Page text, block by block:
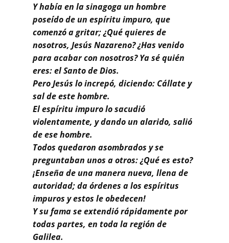
Y había en la sinagoga un hombre
poseído de un espíritu impuro, que
comenzó a gritar; ¿Qué quieres de
nosotros, Jesús Nazareno? ¿Has venido
para acabar con nosotros? Ya sé quién
eres: el Santo de Dios.
Pero Jesús lo increpó, diciendo: Cállate y
sal de este hombre.
El espíritu impuro lo sacudió
violentamente, y dando un alarido, salió
de ese hombre.
Todos quedaron asombrados y se
preguntaban unos a otros: ¿Qué es esto?
¡Enseña de una manera nueva, llena de
autoridad; da órdenes a los espíritus
impuros y estos le obedecen!
Y su fama se extendió rápidamente por
todas partes, en toda la región de
Galilea.